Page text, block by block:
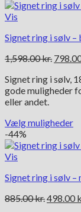
Vis
Signet ring i sølv –
1,598.00kr. Den
pris
var:
Signet ring i sølv,
gode muligheder
eller andet.
Vælg muligheder
Dette
vare
har
varianter.
kan
-44%
Vis
Signet ring i sølv –
885.00kr.Den
498.00